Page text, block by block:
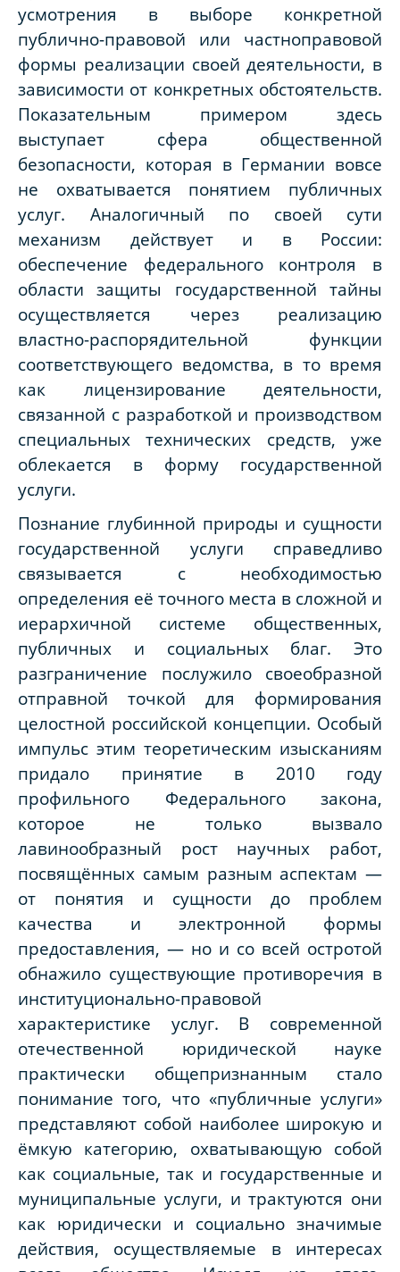
усмотрения в выборе конкретной
публично-правовой или частноправовой
формы реализации своей деятельности, в
зависимости от конкретных обстоятельств.
Показательным примером здесь
выступает сфера общественной
безопасности, которая в Германии вовсе
не охватывается понятием публичных
услуг. Аналогичный по своей сути
механизм действует и в России:
обеспечение федерального контроля в
области защиты государственной тайны
осуществляется через реализацию
властно-распорядительной функции
соответствующего ведомства, в то время
как лицензирование деятельности,
связанной с разработкой и производством
специальных технических средств, уже
облекается в форму государственной
услуги.
Познание глубинной природы и сущности
государственной услуги справедливо
связывается с необходимостью
определения её точного места в сложной и
иерархичной системе общественных,
публичных и социальных благ. Это
разграничение послужило своеобразной
отправной точкой для формирования
целостной российской концепции. Особый
импульс этим теоретическим изысканиям
придало принятие в 2010 году
профильного Федерального закона,
которое не только вызвало
лавинообразный рост научных работ,
посвящённых самым разным аспектам —
от понятия и сущности до проблем
качества и электронной формы
предоставления, — но и со всей остротой
обнажило существующие противоречия в
институционально-правовой
характеристике услуг. В современной
отечественной юридической науке
практически общепризнанным стало
понимание того, что «публичные услуги»
представляют собой наиболее широкую и
ёмкую категорию, охватывающую собой
как социальные, так и государственные и
муниципальные услуги, и трактуются они
как юридически и социально значимые
действия, осуществляемые в интересах